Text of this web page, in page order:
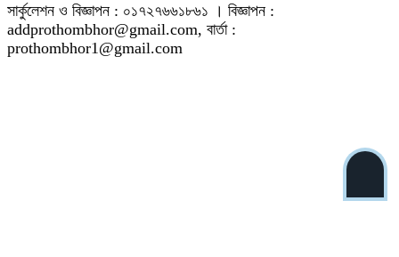
সার্কুলেশন ও বিজ্ঞাপন : ০১৭২৭৬৬১৮৬১ । বিজ্ঞাপন :
addprothombhor@gmail.com, বার্তা :
prothombhor1@gmail.com